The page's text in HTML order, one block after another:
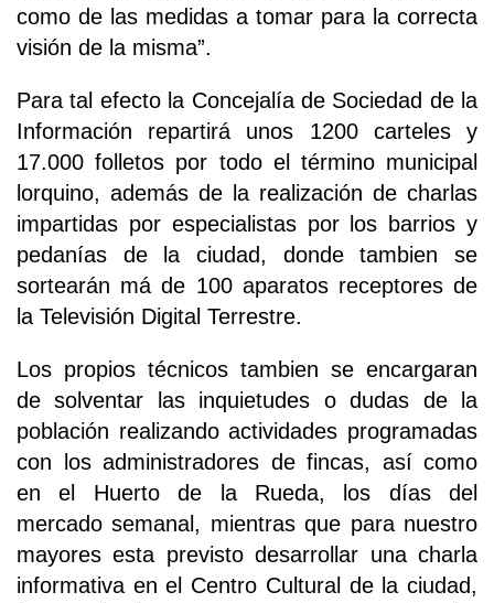
como de las medidas a tomar para la correcta
visión de la misma”.
Para tal efecto la Concejalía de Sociedad de la
Información repartirá unos 1200 carteles y
17.000 folletos por todo el término municipal
lorquino, además de la realización de charlas
impartidas por especialistas por los barrios y
pedanías de la ciudad, donde tambien se
sortearán má de 100 aparatos receptores de
la Televisión Digital Terrestre.
Los propios técnicos tambien se encargaran
de solventar las inquietudes o dudas de la
población realizando actividades programadas
con los administradores de fincas, así como
en el Huerto de la Rueda, los días del
mercado semanal, mientras que para nuestro
mayores esta previsto desarrollar una charla
informativa en el Centro Cultural de la ciudad,